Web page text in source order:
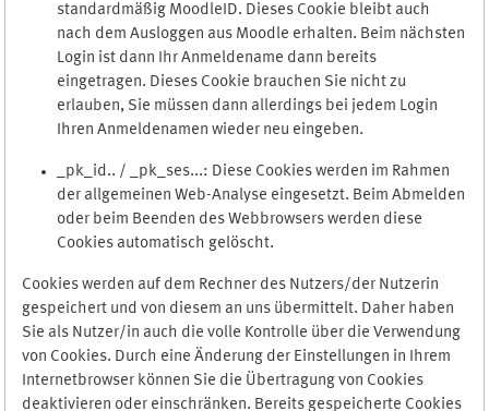
standardmäßig MoodleID. Dieses Cookie bleibt auch
nach dem Ausloggen aus Moodle erhalten. Beim nächsten
Login ist dann Ihr Anmeldename dann bereits
eingetragen. Dieses Cookie brauchen Sie nicht zu
erlauben, Sie müssen dann allerdings bei jedem Login
Ihren Anmeldenamen wieder neu eingeben.
_pk_id.. / _pk_ses...: Diese Cookies werden im Rahmen
der allgemeinen Web-Analyse eingesetzt. Beim Abmelden
oder beim Beenden des Webbrowsers werden diese
Cookies automatisch gelöscht.
Cookies werden auf dem Rechner des Nutzers/der Nutzerin
gespeichert und von diesem an uns übermittelt. Daher haben
Sie als Nutzer/in auch die volle Kontrolle über die Verwendung
von Cookies. Durch eine Änderung der Einstellungen in Ihrem
Internetbrowser können Sie die Übertragung von Cookies
deaktivieren oder einschränken. Bereits gespeicherte Cookies